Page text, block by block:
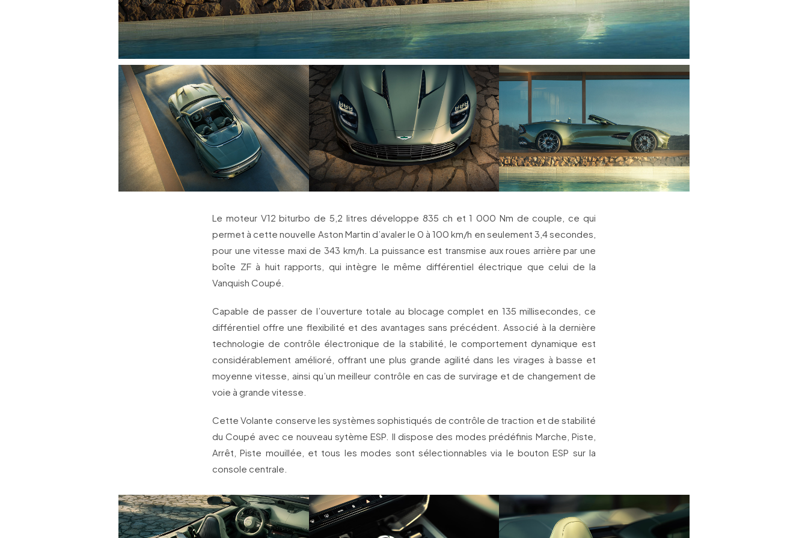
Le moteur V12 biturbo de 5,2 litres développe 835 ch et 1 000 Nm de couple, ce qui
permet à cette nouvelle Aston Martin d’avaler le 0 à 100 km/h en seulement 3,4 secondes,
pour une vitesse maxi de 343 km/h. La puissance est transmise aux roues arrière par une
boîte ZF à huit rapports, qui intègre le même différentiel électrique que celui de la
Vanquish Coupé.
Capable de passer de l’ouverture totale au blocage complet en 135 millisecondes, ce
différentiel offre une flexibilité et des avantages sans précédent. Associé à la dernière
technologie de contrôle électronique de la stabilité, le comportement dynamique est
considérablement amélioré, offrant une plus grande agilité dans les virages à basse et
moyenne vitesse, ainsi qu’un meilleur contrôle en cas de survirage et de changement de
voie à grande vitesse.
Cette Volante conserve les systèmes sophistiqués de contrôle de traction et de stabilité
du Coupé avec ce nouveau sytème ESP. Il dispose des modes prédéfinis Marche, Piste,
Arrêt, Piste mouillée, et tous les modes sont sélectionnables via le bouton ESP sur la
console centrale.